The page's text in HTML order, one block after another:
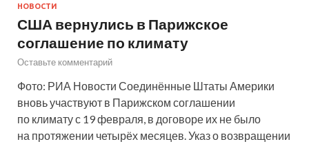
НОВОСТИ
США вернулись в Парижское
соглашение по климату
Оставьте комментарий
Фото: РИА Новости Соединённые Штаты Америки
вновь участвуют в Парижском соглашении
по климату с 19 февраля, в договоре их не было
на протяжении четырёх месяцев. Указ о возвращении